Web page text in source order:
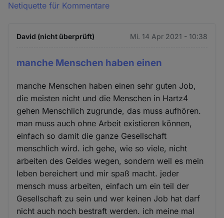
Netiquette für Kommentare
David (nicht überprüft) Mi. 14 Apr 2021 - 10:38
manche Menschen haben einen
manche Menschen haben einen sehr guten Job,
die meisten nicht und die Menschen in Hartz4
gehen Menschlich zugrunde, das muss aufhören.
man muss auch ohne Arbeit existieren können,
einfach so damit die ganze Gesellschaft
menschlich wird. ich gehe, wie so viele, nicht
arbeiten des Geldes wegen, sondern weil es mein
leben bereichert und mir spaß macht. jeder
mensch muss arbeiten, einfach um ein teil der
Gesellschaft zu sein und wer keinen Job hat darf
nicht auch noch bestraft werden. ich meine mal